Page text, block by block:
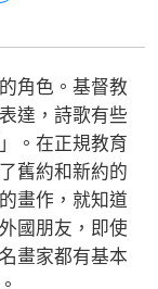
角色。基督教
達，詩歌有些
。在正規教育
舊約和新約的
畫作，就知道
國朋友，即使
畫家都有基本